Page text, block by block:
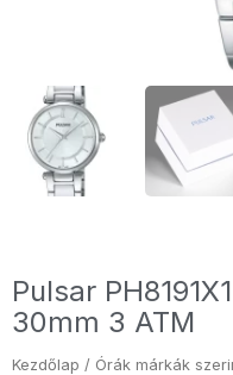
Pulsar
30mm 3 ATM
Kezdőlap / Órák márkák